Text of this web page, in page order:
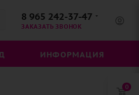
8 965 242-37-47
ЗАКАЗАТЬ ЗВОНОК
ИНФОРМАЦИЯ
0